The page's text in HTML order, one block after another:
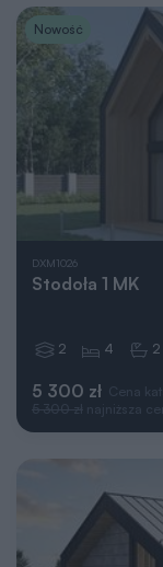
Nowość
DXM1026
Stodoła 1 MK
5 300 zł Cena
5 300 zł najniższa
2 4 2